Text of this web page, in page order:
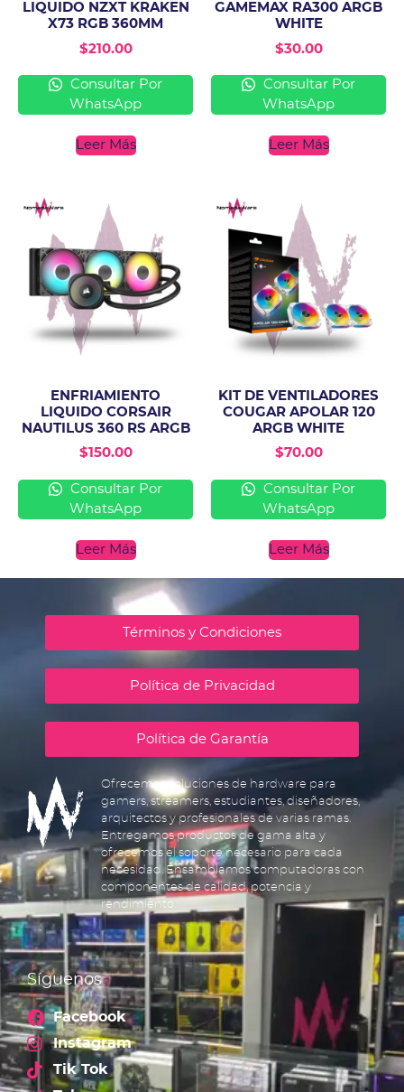
LIQUIDO NZXT KRAKEN
X73 RGB 360MM
$210.00
Consultar Por
WhatsApp
Leer Más
GAMEMAX RA300 ARGB
WHITE
$30.00
Consultar Por
WhatsApp
Leer Más
ENFRIAMIENTO
LIQUIDO CORSAIR
NAUTILUS 360 RS ARGB
$150.00
Consultar Por
WhatsApp
Leer Más
KIT DE VENTILADORES
COUGAR APOLAR 120
ARGB WHITE
$70.00
Consultar Por
WhatsApp
Leer Más
Términos y Condiciones
Política de Privacidad
Política de Garantía
Ofrecemos soluciones de hardware para
gamers, streamers, estudiantes, diseñadores,
arquitectos y profesionales de varias ramas.
Entregamos productos de gama alta y
ofrecemos el soporte necesario para cada
necesidad. Ensamblamos computadoras con
componentes de calidad, potencia y
rendimiento.
Síguenos
Facebook
Instagram
Tik Tok